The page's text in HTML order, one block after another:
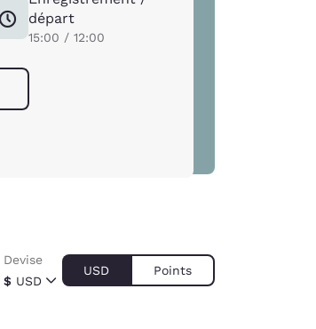
départ
15:00 / 12:00
$ USD
Devise
USD Points